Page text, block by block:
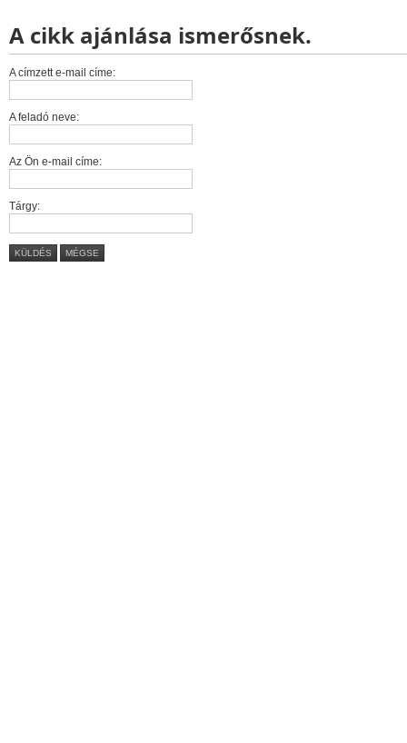
A cikk ajánlása ismerősnek.
A címzett e-mail címe:
A feladó neve:
Az Ön e-mail címe:
Tárgy:
KÜLDÉS MÉGSE